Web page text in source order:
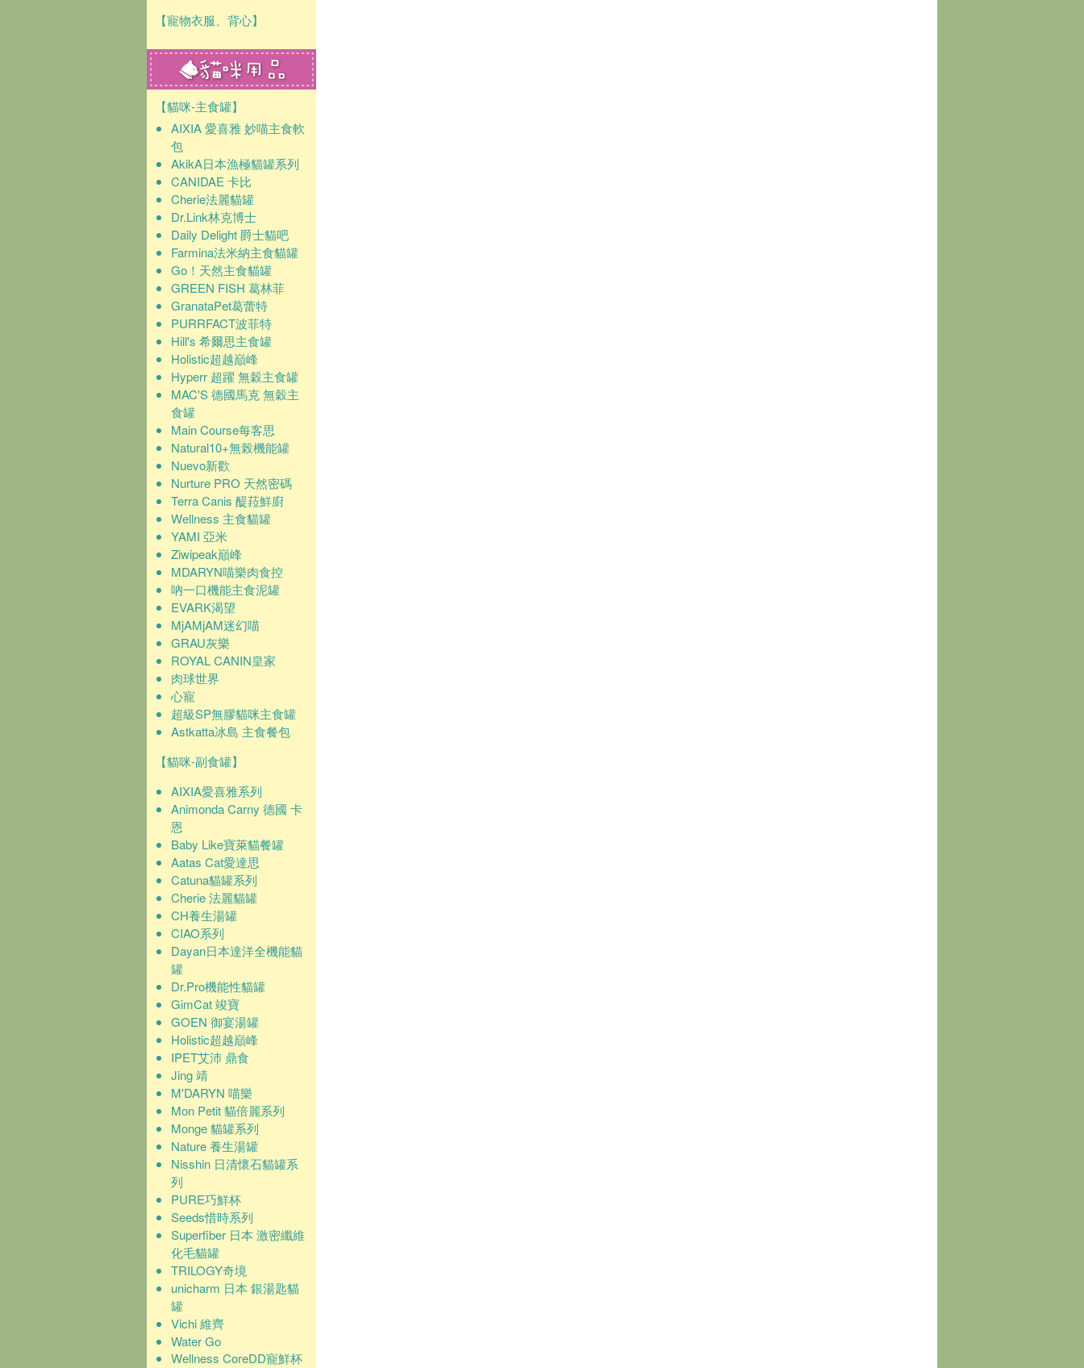
【寵物衣服、背心】
【貓咪-主食罐】
AIXIA 愛喜雅 妙喵主食軟
包
AkikA日本漁極貓罐系列
CANIDAE 卡比
Cherie法麗貓罐
Dr.Link林克博士
Daily Delight 爵士貓吧
Farmina法米納主食貓罐
Go！天然主食貓罐
GREEN FISH 葛林菲
GranataPet葛蕾特
PURRFACT波菲特
Hill's 希爾思主食罐
Holistic超越巔峰
Hyperr 超躍 無穀主食罐
MAC'S 德國馬克 無穀主
食罐
Main Course每客思
Natural10+無榖機能罐
Nuevo新歡
Nurture PRO 天然密碼
Terra Canis 醍菈鮮廚
Wellness 主食貓罐
YAMI 亞米
Ziwipeak巔峰
MDARYN喵樂肉食控
吶一口機能主食泥罐
EVARK渴望
MjAMjAM迷幻喵
GRAU灰樂
ROYAL CANIN皇家
肉球世界
心寵
超級SP無膠貓咪主食罐
Astkatta冰島 主食餐包
【貓咪-副食罐】
AIXIA愛喜雅系列
Animonda Carny 德國 卡
恩
Baby Like寶萊貓餐罐
Aatas Cat愛達思
Catuna貓罐系列
Cherie 法麗貓罐
CH養生湯罐
CIAO系列
Dayan日本達洋全機能貓
罐
Dr.Pro機能性貓罐
GimCat 竣寶
GOEN 御宴湯罐
Holistic超越巔峰
IPET艾沛 鼎食
Jing 靖
M'DARYN 喵樂
Mon Petit 貓倍麗系列
Monge 貓罐系列
Nature 養生湯罐
Nisshin 日清懷石貓罐系
列
PURE巧鮮杯
Seeds惜時系列
Superfiber 日本 激密纖維
化毛貓罐
TRILOGY奇境
unicharm 日本 銀湯匙貓
罐
Vichi 維齊
Water Go
Wellness CoreDD寵鮮杯